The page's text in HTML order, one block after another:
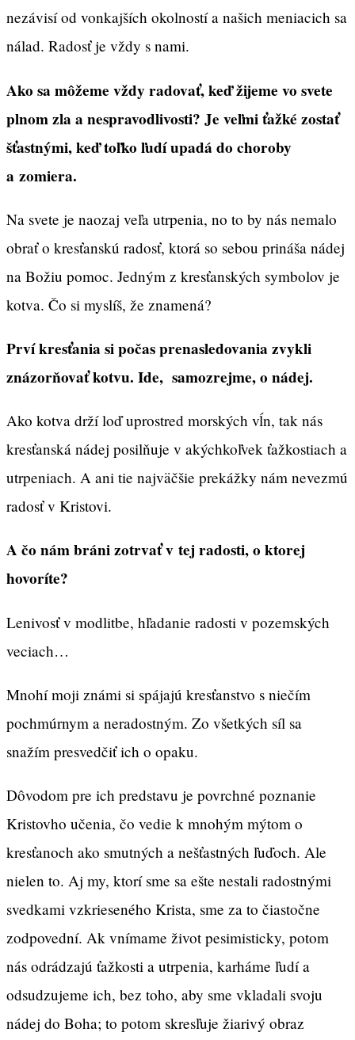
nezávisí od vonkajších okolností a našich meniacich sa
nálad. Radosť je vždy s nami.
Ako sa môžeme vždy radovať, keď žijeme vo svete
plnom zla a nespravodlivosti? Je veľmi ťažké zostať
šťastnými, keď toľko ľudí upadá do choroby
a zomiera.
Na svete je naozaj veľa utrpenia, no to by nás nemalo
obrať o kresťanskú radosť, ktorá so sebou prináša nádej
na Božiu pomoc. Jedným z kresťanských symbolov je
kotva. Čo si myslíš, že znamená?
Prví kresťania si počas prenasledovania zvykli
znázorňovať kotvu. Ide, samozrejme, o nádej.
Ako kotva drží loď uprostred morských vĺn, tak nás
kresťanská nádej posilňuje v akýchkoľvek ťažkostiach a
utrpeniach. A ani tie najväčšie prekážky nám nevezmú
radosť v Kristovi.
A čo nám bráni zotrvať v tej radosti, o ktorej
hovoríte?
Lenivosť v modlitbe, hľadanie radosti v pozemských
veciach…
Mnohí moji známi si spájajú kresťanstvo s niečím
pochmúrnym a neradostným. Zo všetkých síl sa
snažím presvedčiť ich o opaku.
Dôvodom pre ich predstavu je povrchné poznanie
Kristovho učenia, čo vedie k mnohým mýtom o
kresťanoch ako smutných a nešťastných ľuďoch. Ale
nielen to. Aj my, ktorí sme sa ešte nestali radostnými
svedkami vzkrieseného Krista, sme za to čiastočne
zodpovední. Ak vnímame život pesimisticky, potom
nás odrádzajú ťažkosti a utrpenia, karháme ľudí a
odsudzujeme ich, bez toho, aby sme vkladali svoju
nádej do Boha; to potom skresľuje žiarivý obraz